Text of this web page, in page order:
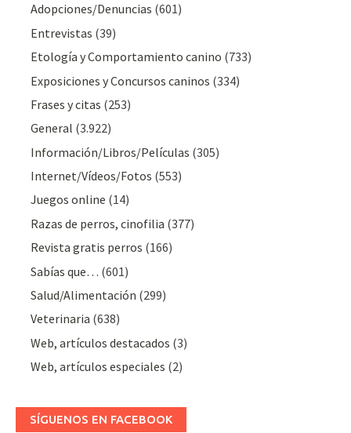
Adopciones/Denuncias (601)
Entrevistas (39)
Etología y Comportamiento canino (733)
Exposiciones y Concursos caninos (334)
Frases y citas (253)
General (3.922)
Información/Libros/Películas (305)
Internet/Vídeos/Fotos (553)
Juegos online (14)
Razas de perros, cinofilia (377)
Revista gratis perros (166)
Sabías que… (601)
Salud/Alimentación (299)
Veterinaria (638)
Web, artículos destacados (3)
Web, artículos especiales (2)
SÍGUENOS EN FACEBOOK